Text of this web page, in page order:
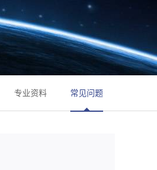
专业资料 常见问题